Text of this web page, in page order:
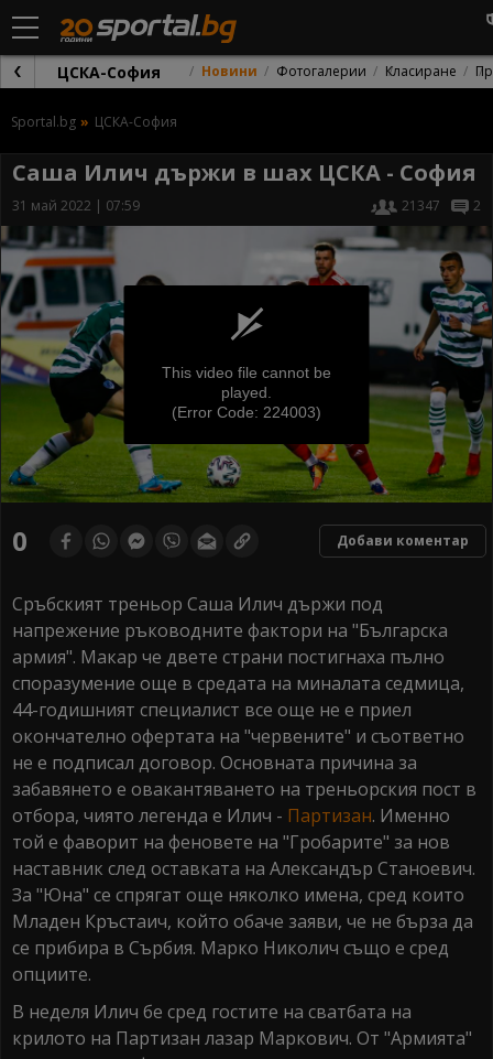
ЦСКА-София Новини Фотогалерии Класиране
Sportal.bg ЦСКА-София
Саша Илич държи в шах ЦСКА - София
31 май 2022 | 07:59 21347 2
of
This video file cannot be
played.
(Error Code: 224003)
0 Добави коментар
Сръбският треньор Саша Илич държи под
напрежение ръководните фактори на "Българска
армия". Макар че двете страни постигнаха пълно
споразумение още в средата на миналата седмица,
44-годишният специалист все още не е приел
окончателно офертата на "червените" и съответно
не е подписал договор. Основната причина за
забавянето е овакантяването на треньорския пост в
отбора, чиято легенда е Илич - Партизан. Именно
той е фаворит на феновете на "Гробарите" за нов
наставник след оставката на Александър Станоевич.
За "Юна" се спрягат още няколко имена, сред които
Младен Кръстаич, който обаче заяви, че не бърза да
се прибира в Сърбия. Марко Николич също е сред
опциите.
В неделя Илич бе сред гостите на сватбата на
крилото на Партизан лазар Маркович. От "Армията"